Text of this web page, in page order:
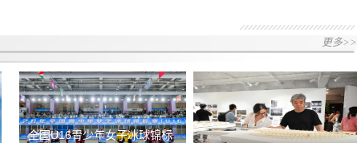
后交易未达成拒绝退还
相机XE5挂耳脱落 存在设计缺
台乱扣钱，乱封号
更多>>
全国U16青少年女子冰球锦标